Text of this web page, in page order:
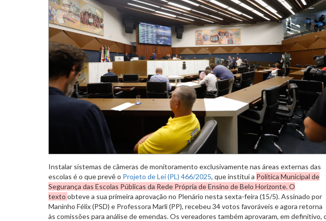
Instalar sistemas de câmeras de monitoramento exclusivamente nas áreas externas das
escolas é o que prevê o Projeto de Lei (PL) 466/2025, que institui a Política Municipal de
Segurança das Escolas Públicas da Rede Própria de Ensino de Belo Horizonte. O
texto obteve a sua primeira aprovação no Plenário nesta sexta-feira (15/5). Assinado por
Maninho Félix (PSD) e Professora Marli (PP), recebeu 34 votos favoráveis e agora retorna
às comissões para análise de emendas. Os vereadores também aprovaram, em definitivo,